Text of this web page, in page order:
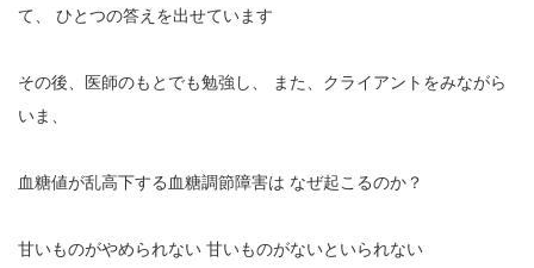
て、
ひとつの答えを出せています
その後、医師のもとでも勉強し、
また、クライアントをみながら
いま、
血糖値が乱高下する血糖調節障害は なぜ起こるのか？
甘いものがやめられない 甘いものがないといられない